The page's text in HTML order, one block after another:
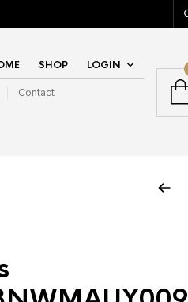
SHOP LOGIN
Contact